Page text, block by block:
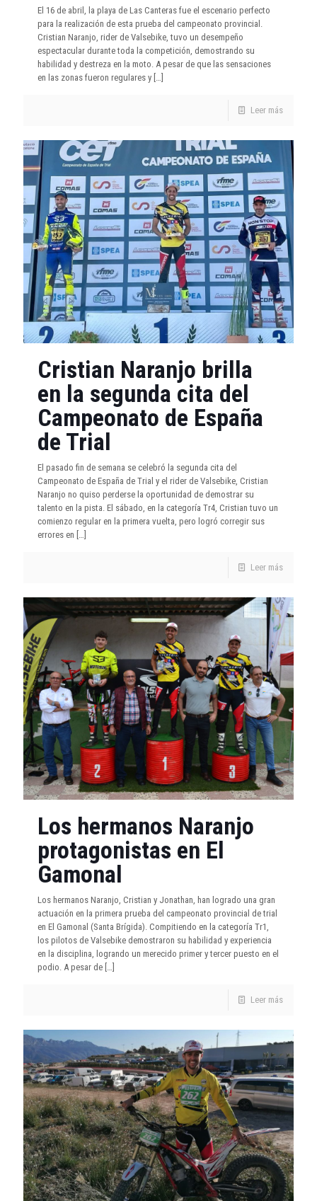
El 16 de abril, la playa de Las Canteras fue el escenario perfecto
para la realización de esta prueba del campeonato provincial.
Cristian Naranjo, rider de Valsebike, tuvo un desempeño
espectacular durante toda la competición, demostrando su
habilidad y destreza en la moto. A pesar de que las sensaciones
en las zonas fueron regulares y […]
Leer más
Cristian Naranjo brilla
en la segunda cita del
Campeonato de España
de Trial
El pasado fin de semana se celebró la segunda cita del
Campeonato de España de Trial y el rider de Valsebike, Cristian
Naranjo no quiso perderse la oportunidad de demostrar su
talento en la pista. El sábado, en la categoría Tr4, Cristian tuvo un
comienzo regular en la primera vuelta, pero logró corregir sus
errores en
Leer más
Los hermanos Naranjo
protagonistas en El
Gamonal
Los hermanos Naranjo, Cristian y Jonathan, han logrado una gran
actuación en la primera prueba del campeonato provincial de trial
en El Gamonal (Santa Brígida). Compitiendo en la categoría Tr1,
los pilotos de Valsebike demostraron su habilidad y experiencia
en la disciplina, logrando un merecido primer y tercer puesto en el
podio. A pesar de […]
Leer más